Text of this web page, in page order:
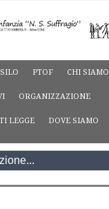
PTOF CHI SIAMO
ORGANIZZAZIONE
LEGGE DOVE SIAMO